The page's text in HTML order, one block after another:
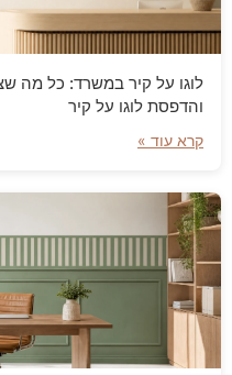
לוגו על קיר במשרד: כל מה
והדפסת לוגו על קיר
קרא עוד »